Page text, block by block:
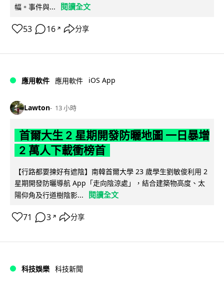
幅。事件與...
閱讀全文
53 16 ↗ 分享
應用軟件 應用軟件 iOS App
Lawton 13 小時
首爾大生 2 星期開發防曬地圖 一日暴增
2 萬人下載衝榜首
【行路都要揀好有遮陰】南韓首爾大學 23 歲學生劉敏俊利用 2
星期開發防曬導航 App「走向陰涼處」，結合建築物高度、太
陽仰角及行道樹陰影...
閱讀全文
71 3 ↗ 分享
科技娛樂 科技新聞